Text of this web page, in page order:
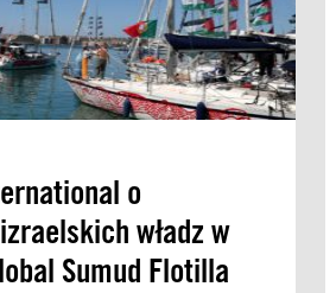
o
władz w
Sumud Flotilla